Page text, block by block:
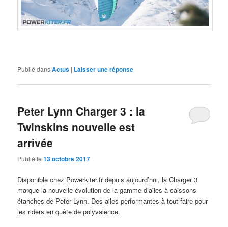
Publié dansActus | Laisser une réponse
Peter Lynn Charger 3 : la
Twinskins nouvelle est
arrivée
Publié le13 octobre 2017
Disponible chez Powerkiter.fr depuis aujourd’hui, la Charger 3
marque la nouvelle évolution de la gamme d’ailes à caissons
étanches de Peter Lynn. Des ailes performantes à tout faire pour
les riders en quête de polyvalence.